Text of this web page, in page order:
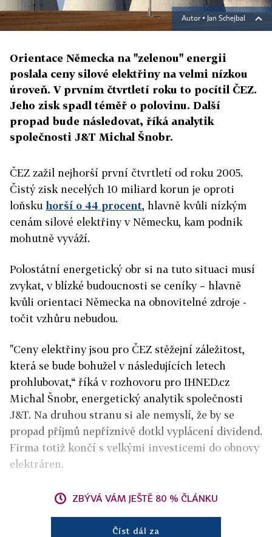
Autor ▪ Jan Schejbal
Orientace Německa na "zelenou" energii
poslala ceny silové elektřiny na velmi nízkou
úroveň. V prvním čtvrtletí roku to pocítil ČEZ.
Jeho zisk spadl téměř o polovinu. Další
propad bude následovat, říká analytik
společnosti J&T Michal Šnobr.
ČEZ zažil nejhorší první čtvrtletí od roku 2005.
Čistý zisk necelých 10 miliard korun je oproti
loňsku horší o 44 procent, hlavně kvůli nízkým
cenám silové elektřiny v Německu, kam podnik
mohutně vyváží.
Polostátní energetický obr si na tuto situaci musí
zvykat, v blízké budoucnosti se ceníky – hlavně
kvůli orientaci Německa na obnovitelné zdroje -
točit vzhůru nebudou.
"Ceny elektřiny jsou pro ČEZ stěžejní záležitost,
která se bude bohužel v následujících letech
prohlubovat,“ říká v rozhovoru pro IHNED.cz
Michal Šnobr, energetický analytik společnosti
J&T. Na druhou stranu si ale nemyslí, že by se
propad příjmů nepříznivě dotkl vyplácení dividend.
Firma totiž končí s velkými investicemi do obnovy
elektráren.
ZBÝVÁ VÁM JEŠTĚ 80 % ČLÁNKU
Číst dál za